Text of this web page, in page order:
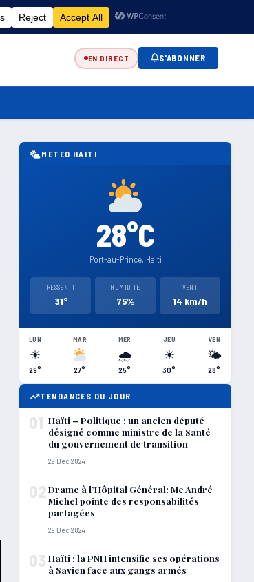
FR EN ES KR
EN DIRECT S'ABONNER
METEO HAITI
28°C
Port-au-Prince, Haiti
RESSENTI
31°
HUMIDITE
75%
VENT
14 km/h
LUN
☀
29°
MAR
27°
MER
🌧
25°
JEU
☀
30°
VEN
🌤
28°
TENDANCES DU JOUR
01 Haïti – Politique : un ancien député
désigné comme ministre de la Santé
du gouvernement de transition
29 Déc 2024
02Drame à l’Hôpital Général: Me André
Michel pointe des responsabilités
partagées
29 Déc 2024
03 Haïti : la PNH intensifie ses opérations
à Savien face aux gangs armés